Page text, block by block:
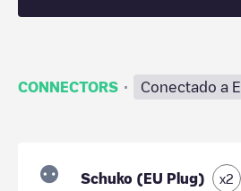
CONNECTORS · Conectado a
Schuko (EU Plug) x2